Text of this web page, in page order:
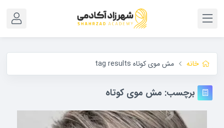
خانه مش موی کوتاه tag results
برچسب: مش موی کوتاه